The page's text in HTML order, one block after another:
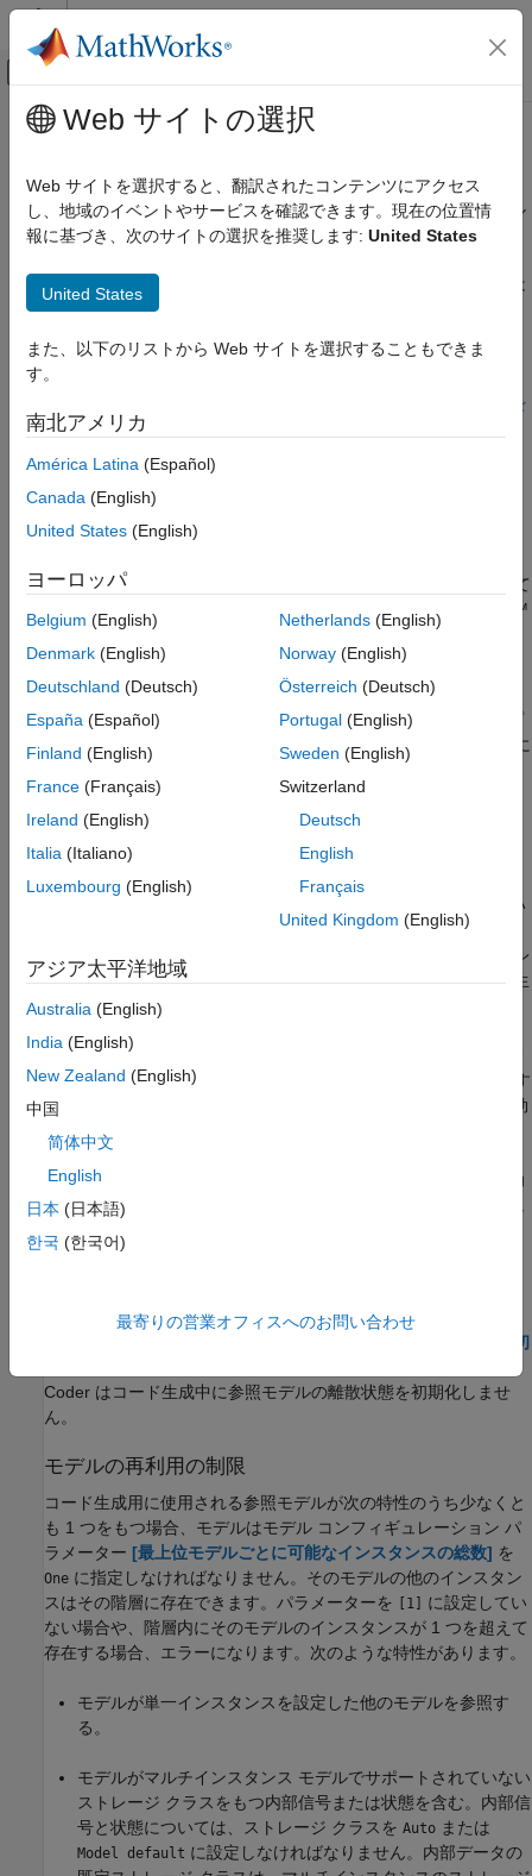
コンテンツへスキップ
オフキャンバス ナビゲーション メ
ドキュメンテーションのホーム
Simulink Coder
アーキテクチャとコンポーネントの設計
参照モデル
モデル参照のコード生成の制限
項目一覧
データ ログの制限
状態の初期化の制限
モデルの再利用の制限
S-Function の制限
ターゲットの制限
メインコンテンツ
モデル参照のコード生成の制限
モデル参照のコード生成に関する制限は、コード生成用にモデル
参照階層を適切に設定する方法に影響を与えます。
これらの制限の他に、コード生成で使用されるモデル参照階層は
次の要件と制限を満たさなければなりません。
以下にまとめられている Simulink®要件と制限
モデル参照階層のシミュレーションにおけるコンフィギ
ュレーション要件の確認
モデル参照インターフェイスの定義
コンフィギュレーション パラメーターの要件
にまとめられて
Simulink Coder™
の要件
ストレージ クラスの制限
Embedded Coder
をお持ちの場合は、参照モデル内のグループ
化されたストレージ クラスに適用される制限もあります。詳細に
データ ログの制限
To Workspace Scopeブロックは、
Coder が参照モデルのコードを生成する場合は無視されま
す。結果として得られるコードはそのブロックが存在しない
Scopeブロックと MAT ファイルの
ログが有効化されているモデルについては、コード ジェネレ
ーターによってモデルの DWork 構造体に余分な PWork が生
成される場合があります。
参照モデル用に生成されたコードは、ログ データを MAT フ
ァイルに出力しません。参照モデルのデータ ログを有効にす
はコード生成前にオプションを無効
化し、後で再度有効にします。
参照モデルを含むモデルの状態をログに記録する場合、出力
での状態の順序はブロックの順序によって決定され、シミュ
レーションの出力と、生成されたコードの MAT ファイル ロ
グ出力ファイルとで一致しないことがあります。
[初
Coder はコード生成中に参照モデルの離散状態を初期化しませ
ん。
モデルの再利用の制限
コード生成用に使用される参照モデルが次の特性のうち少なくと
も 1 つをもつ場合、モデルはモデル コンフィギュレーション パ
ラメーター [最上位モデルごとに可能なインスタンスの総数] を
One に指定しなければなりません。そのモデルの他のインスタン
スはその階層に存在できます。パラメーターを
[1]
に設定してい
ない場合や、階層内にそのモデルのインスタンスが 1 つを超えて
存在する場合、エラーになります。次のような特性があります。
モデルが単一インスタンスを設定した他のモデルを参照す
る。
モデルがマルチインスタンス モデルでサポートされていない
ストレージ クラスをもつ内部信号または状態を含む。内部信
号と状態については、ストレージ クラスを Auto または
Model default に設定しなければなりません。内部データの
Web サイトの選択
Web サイトを選択すると、翻訳されたコンテンツにアクセス
し、地域のイベントやサービスを確認できます。現在の位置情
報に基づき、次のサイトの選択を推奨します: United States
United States
また、以下のリストから Web サイトを選択することもできま
す。
南北アメリカ
América Latina (Español)
Canada (English)
United States (English)
ヨーロッパ
Belgium (English)
Denmark (English)
Deutschland (Deutsch)
España (Español)
Finland (English)
France (Français)
Ireland (English)
Italia (Italiano)
Luxembourg (English)
Netherlands(English)
Norway(English)
Österreich (Deutsch)
Portugal(English)
Sweden (English)
Switzerland
Deutsch
English
Français
United Kingdom (English)
アジア太平洋地域
Australia (English)
India (English)
New Zealand (English)
中国
简体中文
English
日本 (日本語)
한국 (한국어)
最寄りの営業オフィスへのお問い合わせ